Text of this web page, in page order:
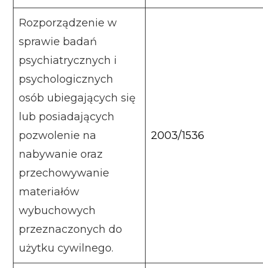
Rozporządzenie w
sprawie badań
psychiatrycznych i
psychologicznych
osób ubiegających się
lub posiadających
pozwolenie na
nabywanie oraz
przechowywanie
materiałów
wybuchowych
przeznaczonych do
użytku cywilnego.
2003/1536